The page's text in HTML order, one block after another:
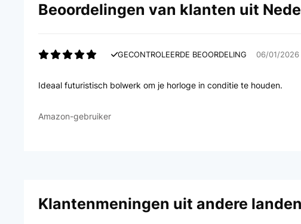
Beoordelingen van klanten uit
GECONTROLEERDE BEOORDELING 06/01/2026
Ideaal futuristisch bolwerk om je horloge in conditie te houden.
Amazon-gebruiker
Klantenmeningen uit andere landen